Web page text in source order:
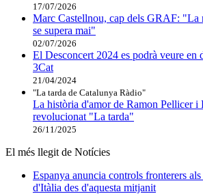
17/07/2026
Marc Castellnou, cap dels GRAF: "La
se supera mai"
02/07/2026
El Desconcert 2024 es podrà veure en
3Cat
21/04/2024
"La tarda de Catalunya Ràdio"
La història d'amor de Ramon Pellicer i
revolucionat "La tarda"
26/11/2025
El més llegit de Notícies
Espanya anuncia controls fronterers
d'Itàlia des d'aquesta mitjanit